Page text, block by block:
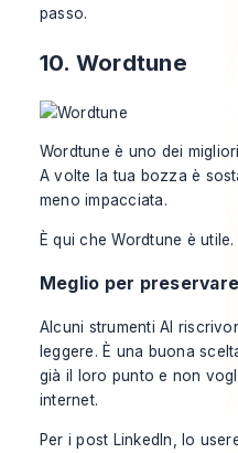
passo.
10. Wordtune
Wordtune è uno dei
A volte la tua bozza è
meno impacciata.
È qui che Wordtune è
Meglio per
Alcuni strumenti AI
leggere. È una buona
già il loro punto e non
internet.
Per i post LinkedIn, lo